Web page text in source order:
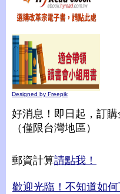
Designed by Freepik
好消息！即日起，訂
（僅限台灣地區）
郵資計算請點我！
歡迎光臨！不知道如